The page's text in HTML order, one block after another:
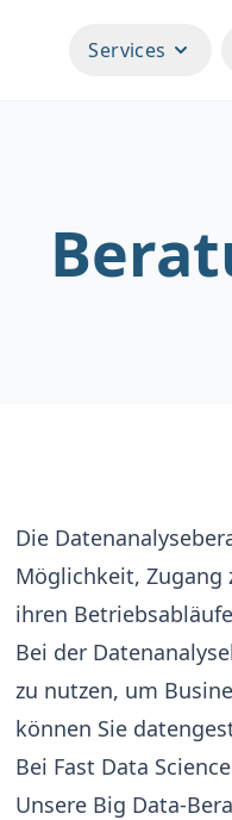
Services
Die
Möglichkeit, Zugang
ihren
Bei der
zu nutzen, um
können Sie
Bei Fast Data
Unsere Big Data-